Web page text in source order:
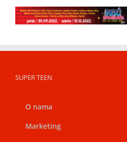
SUPER TEEN
O nama
Marketing